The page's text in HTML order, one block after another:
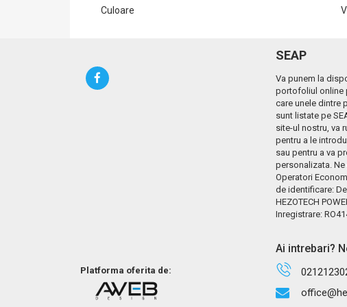
Culoare
Platforma oferita de:
SEAP
Va punem la
portofoliul online
care unele dintre
sunt listate pe
site-ul nostru, va
pentru a le
sau pentru a va
personalizata.
Operatori
de identificare:
HEZOTECH
Inregistrare:
Ai intrebari?